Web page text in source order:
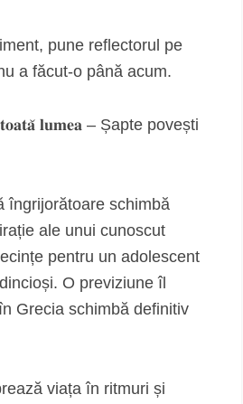
pune reflectorul pe
a făcut-o până acum.
𝐭𝐨𝐚𝐭𝐚̆ 𝐥𝐮𝐦𝐞𝐚 – Șapte povești
îngrijorătoare schimbă
ale unui cunoscut
pentru un adolescent
O previziune îl
Grecia schimbă definitiv
viața în ritmuri și